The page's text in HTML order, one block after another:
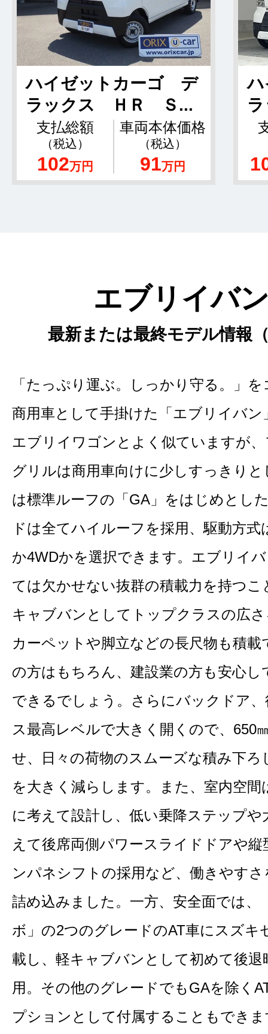
ハイゼットカーゴ デ
ラックス ＨＲ Ｓ...
支払総額
（税込）
102万円
車両本体価格
（税込）
91万円
エブリイバ
最新または最終モデル情報
「たっぷり運ぶ。しっかり守る。」
商用車として手掛けた「エブリイバン
エブリイワゴンとよく似ていますが
グリルは商用車向けに少しすっきり
は標準ルーフの「GA」をはじめとし
ドは全てハイルーフを採用、駆動方
か4WDかを選択できます。エブリイ
ては欠かせない抜群の積載力を持つ
キャブバンとしてトップクラスの広
カーペットや脚立などの長尺物も積
の方はもちろん、建設業の方も安心
できるでしょう。さらにバックドア
ス最高レベルで大きく開くので、650
せ、日々の荷物のスムーズな積み下ろ
を大きく減らします。また、室内空
に考えて設計し、低い乗降ステップ
えて後席両側パワースライドドアや
ンパネシフトの採用など、働きやす
詰め込みました。一方、安全面では、
ボ」の2つのグレードのAT車にスズキ
載し、軽キャブバンとして初めて後
用。その他のグレードでもGAを除く
プションとして付属することもでき